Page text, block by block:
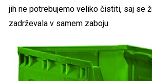
jih ne potrebujemo veliko čistiti, saj se
zadrževala v samem zaboju.